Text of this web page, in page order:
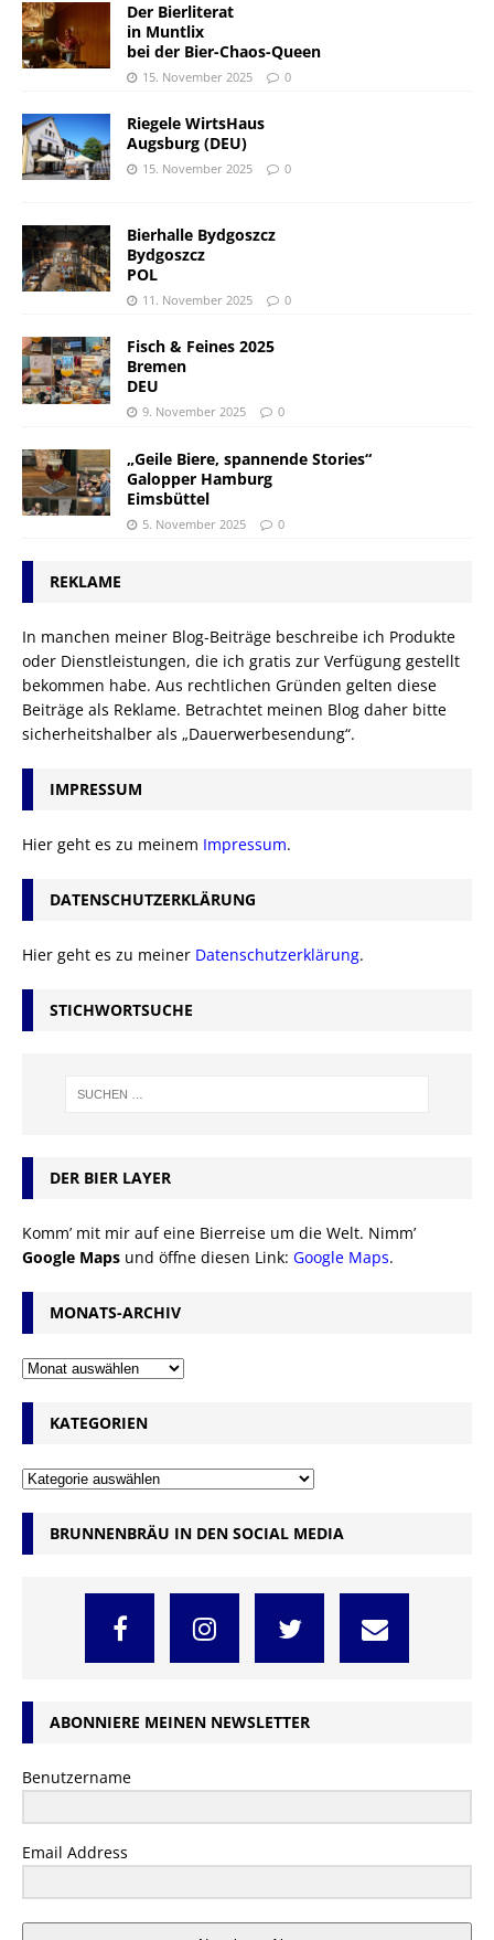
Der Bierliterat
in Muntlix
bei der Bier-Chaos-Queen
15. November 2025 0
Riegele WirtsHaus
Augsburg (DEU)
15. November 2025 0
Bierhalle Bydgoszcz
Bydgoszcz
POL
11. November 2025 0
Fisch & Feines 2025
Bremen
DEU
9. November 2025 0
„Geile Biere, spannende Stories“
Galopper Hamburg
Eimsbüttel
5. November 2025 0
REKLAME
In manchen meiner Blog-Beiträge beschreibe ich Produkte
oder Dienstleistungen, die ich gratis zur Verfügung gestellt
bekommen habe. Aus rechtlichen Gründen gelten diese
Beiträge als Reklame. Betrachtet meinen Blog daher bitte
sicherheitshalber als „Dauerwerbesendung“.
IMPRESSUM
Hier geht es zu meinem Impressum.
DATENSCHUTZERKLÄRUNG
Hier geht es zu meiner Datenschutzerklärung.
STICHWORTSUCHE
DER BIER LAYER
Komm’ mit mir auf eine Bierreise um die Welt. Nimm’
Google Maps und öffne diesen Link: Google Maps.
MONATS-ARCHIV
KATEGORIEN
BRUNNENBRÄU IN DEN SOCIAL MEDIA
ABONNIERE MEINEN NEWSLETTER
Benutzername
Email Address